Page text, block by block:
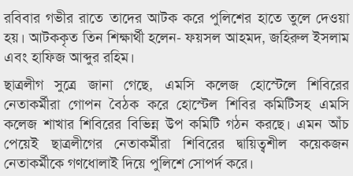
রবিবার গভীর রাতে তাদের আটক করে পুলিশের হাতে তুলে দেওয়া
হয়। আটককৃত তিন শিক্ষার্থী হলেন- ফয়সল আহমদ, জহিরুল ইসলাম
এবং হাফিজ আব্দুর রহিম।
ছাত্রলীগ সুত্রে জানা গেছে, এমসি কলেজ হোস্টেলে শিবিরের
নেতাকর্মীরা গোপন বৈঠক করে হোস্টেল শিবির কমিটিসহ এমসি
কলেজ শাখার শিবিরের বিভিন্ন উপ কমিটি গঠন করছে। এমন আঁচ
পেয়েই ছাত্রলীগের নেতাকর্মীরা শিবিরের দ্বায়িত্বশীল কয়েকজন
নেতাকর্মীকে গণধোলাই দিয়ে পুলিশে সোপর্দ করে।